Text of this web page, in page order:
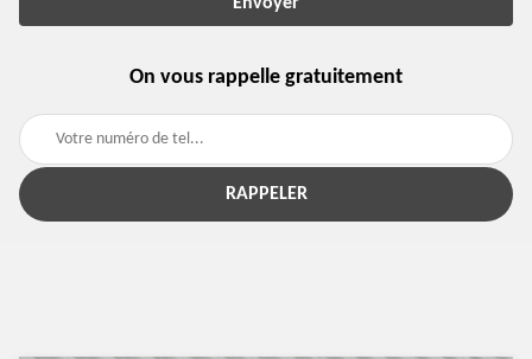
On vous rappelle gratuitement